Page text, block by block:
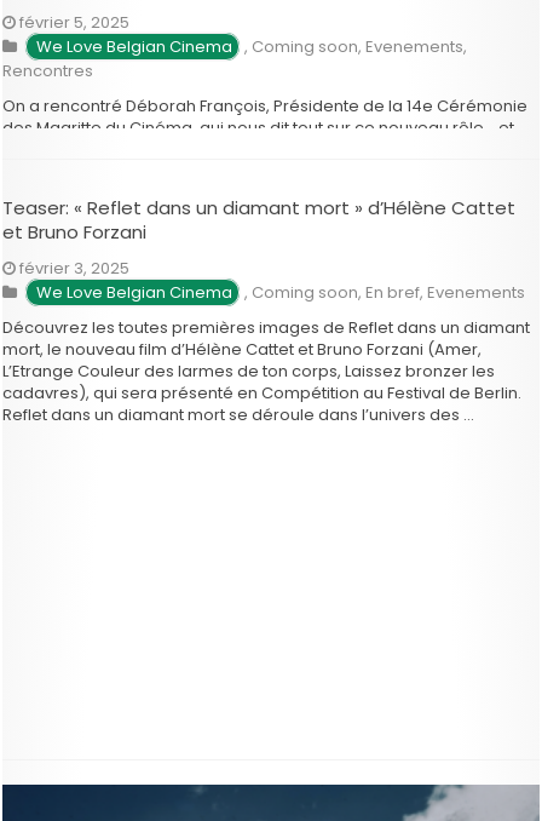
février 5, 2025
We Love Belgian Cinema , Coming soon, Evenements,
Rencontres
On a rencontré Déborah François, Présidente de la 14e Cérémonie
des Magritte du Cinéma, qui nous dit tout sur ce nouveau rôle… et
Teaser: « Reflet dans un diamant mort » d’Hélène Cattet
et Bruno Forzani
février 3, 2025
We Love Belgian Cinema , Coming soon, En bref, Evenements
Découvrez les toutes premières images de Reflet dans un diamant
mort, le nouveau film d’Hélène Cattet et Bruno Forzani (Amer,
L’Etrange Couleur des larmes de ton corps, Laissez bronzer les
cadavres), qui sera présenté en Compétition au Festival de Berlin.
Reflet dans un diamant mort se déroule dans l’univers des …